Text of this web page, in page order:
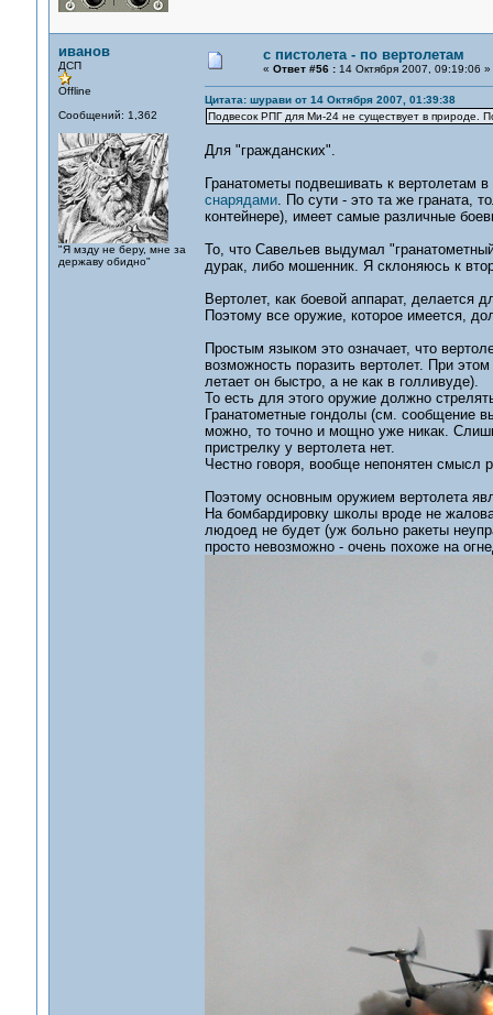
иванов
ДСП
Offline
Сообщений: 1,362
"Я мзду не беру, мне за
державу обидно"
с пистолета - по вертолетам
« Ответ #56 :14 Октября 2007, 09:19:06 »
Цитата: шурави от 14 Октября 2007, 01:39:38
Подвесок РПГ для Ми-24 не существует в природе.
Для "гражданских".
Гранатометы подвешивать к вертолетам
снарядами. По сути - это та же граната,
контейнере), имеет самые различные
То, что Савельев выдумал
дурак, либо мошенник. Я склоняюсь к
Вертолет, как боевой аппарат, делается
Поэтому все оружие, которое имеется,
Простым языком это означает, что
возможность поразить вертолет. При
летает он быстро, а не как в голливуде).
То есть для этого оружие должно
Гранатометные гондолы (см. сообщение
можно, то точно и мощно уже никак.
пристрелку у вертолета нет.
Честно говоря, вообще непонятен смысл
Поэтому основным оружием вертолета
На бомбардировку школы вроде не
людоед не будет (уж больно ракеты
просто невозможно - очень похоже на